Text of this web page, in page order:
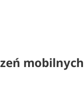
mobilnych